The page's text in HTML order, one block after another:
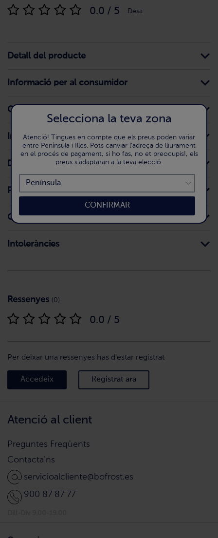
0.0 / 5 Desa
Detall del producte
Informació per al consumidor
Conservació domèstica
Ingredients
Declaració nutricional
Preparació
Origen
Intoleràncies
Ressenyes (0)
0.0 / 5
Per deixar una ressenyes has d'estar registrat
Accedeix Registrat ara
Atenció al client
Preguntes Freqüents
Contacta'ns
servicioalcliente@bofrost.es
900 87 87 77
Selecciona la teva zona
Atenció! Tingues en compte que els preus poden variar
entre Península i Illes. Pots canviar l'adreça de lliurament
en el procés de pagament, si ho fas, no et preocupis!, els
preus s'adaptaran a la teva elecció.
CONFIRMAR